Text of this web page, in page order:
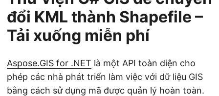
đổi KML thành Shapefile –
Tải xuống miễn phí
Aspose.GIS for .NET là một API toàn diện cho
phép các nhà phát triển làm việc với dữ liệu GIS
bằng cách sử dụng mã được quản lý hoàn toàn.